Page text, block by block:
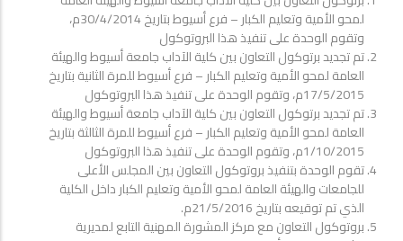
لمحو الأمية وتعليم الكبار – فرع أسيوط بتاريخ 30/4/2014م،
وتقوم الوحدة على تنفيذ هذا البروتوكول
تم تجديد برتوكول التعاون بين كلية الآداب جامعة أسيوط والهيئة
العامة لمحو الأمية وتعليم الكبار – فرع أسيوط للمرة الثانية بتاريخ
17/5/2015م، وتقوم الوحدة على تنفيذ هذا البروتوكول
تم تجديد برتوكول التعاون بين كلية الآداب جامعة أسيوط والهيئة
العامة لمحو الأمية وتعليم الكبار – فرع أسيوط للمرة الثالثة بتاريخ
1/10/2015م، وتقوم الوحدة على تنفيذ هذا البروتوكول
تقوم الوحدة بتنفيذ بروتوكول التعاون بين المجلس الأعلى
للجامعات والهيئة العامة لمحو الأمية وتعليم الكبار داخل الكلية
الذي تم توقيعه بتاريخ 21/5/2016م.
بروتوكول التعاون مع مركز المشورة المهنية التابع لمديرية